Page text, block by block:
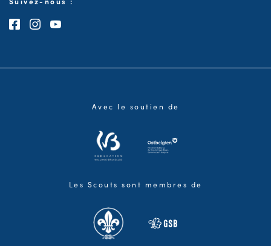
Consultez notre page Facebook
Consultez notre page Instagram
Consultez notre chaîne Youtube
Avec le soutien de
Les Scouts sont membres de